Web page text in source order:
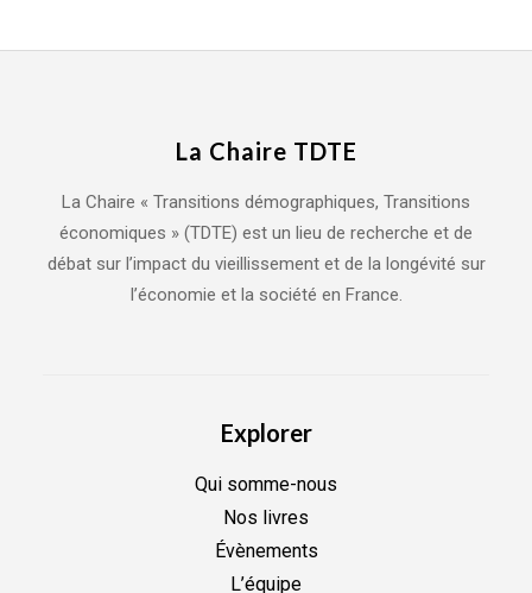
La Chaire TDTE
La Chaire « Transitions démographiques, Transitions
économiques » (TDTE) est un lieu de recherche et de
débat sur l’impact du vieillissement et de la longévité sur
l’économie et la société en France.
Explorer
Qui somme-nous
Nos livres
Évènements
L’équipe